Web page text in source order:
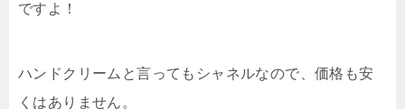
ですよ！
ハンドクリームと言ってもシャネルなので、価格も安
くはありません。